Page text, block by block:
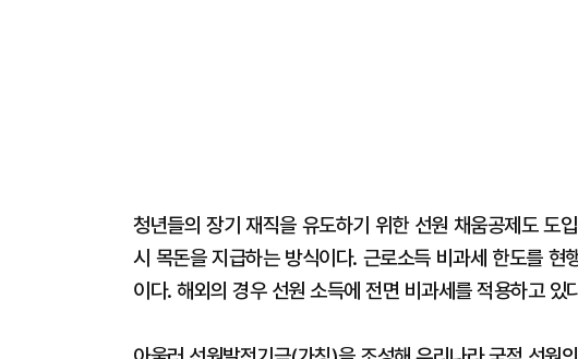
청년들의 장기 재직을 유도하기 위한 선원 채움공제도 도
시 목돈을 지급하는 방식이다. 근로소득 비과세 한도를
이다. 해외의 경우 선원 소득에 전면 비과세를 적용하고 있